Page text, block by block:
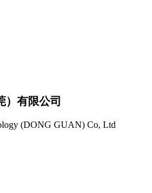
）有限公司
(DONG GUAN) Co, Ltd